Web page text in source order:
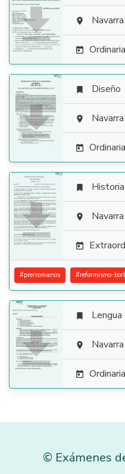
  Navarra


 Diseño
 Navarra



 Navarra

#prerromanos #reformismo-


 Navarra

© Exámenes